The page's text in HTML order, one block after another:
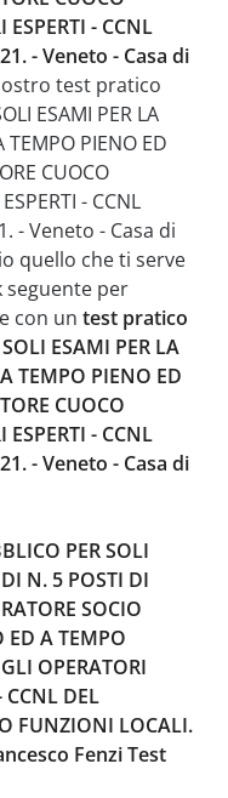
ESPERTI - CCNL
- Veneto - Casa di
test pratico
ESAMI PER LA
TEMPO PIENO ED
CUOCO
- CCNL
- Veneto - Casa di
quello che ti serve
seguente per
con un test pratico
ESAMI PER LA
TEMPO PIENO ED
CUOCO
ESPERTI - CCNL
- Veneto - Casa di
PER SOLI
N. 5 POSTI DI
SOCIO
ED A TEMPO
OPERATORI
CCNL DEL
FUNZIONI LOCALI.
Fenzi Test